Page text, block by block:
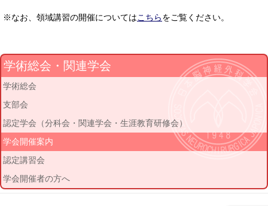
※なお、領域講習の開催についてはこちらをご覧ください。
学術総会・関連学会
学術総会
支部会
認定学会（分科会・関連学会・生涯教育研修会）
学会開催案内
認定講習会
学会開催者の方へ